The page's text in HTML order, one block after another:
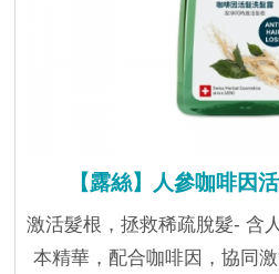
【露絲】人參咖啡因
激活髮根，拯救稀疏脫髮- 含
本精華，配合咖啡因，協同